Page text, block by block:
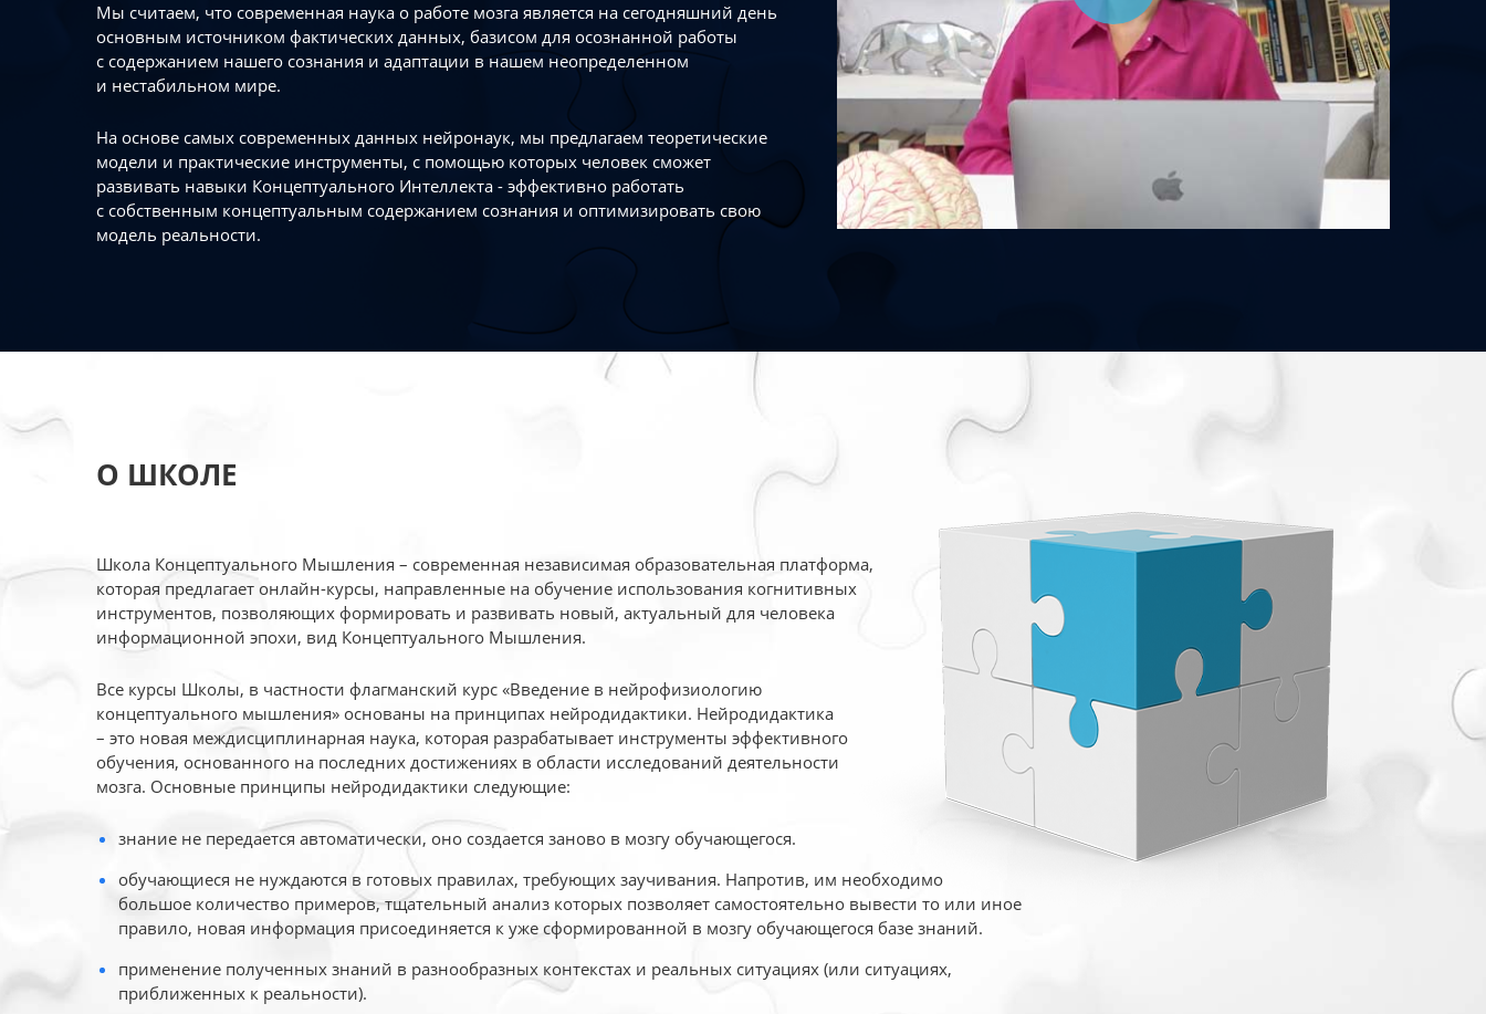
Мы считаем, что современная наука о работе мозга является на сегодняшний день
основным источником фактических данных, базисом для осознанной работы
с содержанием нашего сознания и адаптации в нашем неопределенном
и нестабильном мире.
На основе самых современных данных нейронаук, мы предлагаем теоретические
модели и практические инструменты, с помощью которых человек сможет
развивать навыки Концептуального Интеллекта - эффективно работать
с собственным концептуальным содержанием сознания и оптимизировать свою
модель реальности.
О ШКОЛЕ
Школа Концептуального Мышления – современная независимая образовательная платформа,
которая предлагает онлайн-курсы, направленные на обучение использования когнитивных
инструментов, позволяющих формировать и развивать новый, актуальный для человека
информационной эпохи, вид Концептуального Мышления.
Все курсы Школы, в частности флагманский курс «Введение в нейрофизиологию
концептуального мышления» основаны на принципах нейродидактики. Нейродидактика
– это новая междисциплинарная наука, которая разрабатывает инструменты эффективного
обучения, основанного на последних достижениях в области исследований деятельности
мозга. Основные принципы нейродидактики следующие:
знание не передается автоматически, оно создается заново в мозгу обучающегося.
обучающиеся не нуждаются в готовых правилах, требующих заучивания. Напротив, им необходимо
большое количество примеров, тщательный анализ которых позволяет самостоятельно вывести то или иное
правило, новая информация присоединяется к уже сформированной в мозгу обучающегося базе знаний.
применение полученных знаний в разнообразных контекстах и реальных ситуациях (или ситуациях,
приближенных к реальности).